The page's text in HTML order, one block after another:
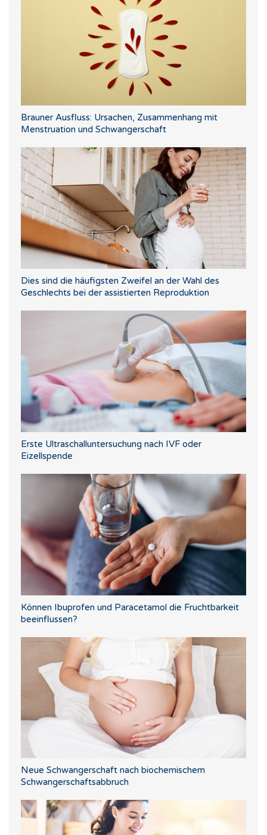
Brauner Ausfluss: Ursachen, Zusammenhang mit
Menstruation und Schwangerschaft
Dies sind die häufigsten Zweifel an der Wahl des
Geschlechts bei der assistierten Reproduktion
Erste Ultraschalluntersuchung nach IVF oder
Eizellspende
Können Ibuprofen und Paracetamol die Fruchtbarkeit
beeinflussen?
Neue Schwangerschaft nach biochemischem
Schwangerschaftsabbruch